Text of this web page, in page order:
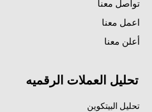
تواصل معنا
اعمل معنا
أعلن معنا
تحليل العملات الرقميه
تحليل البيتكوين